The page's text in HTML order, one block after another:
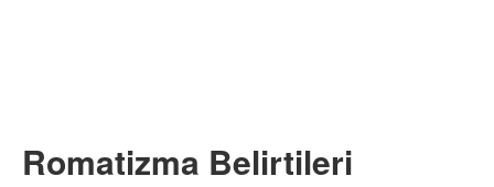
Romatizma Belirtileri